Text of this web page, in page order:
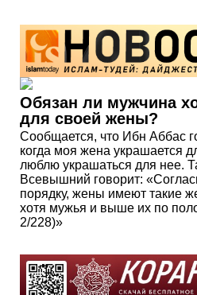
Обязан ли мужчина
для своей жены?
Сообщается, что Ибн Аббас
когда моя жена украшается
люблю украшаться для нее.
Всевышний говорит:
порядку, жены имеют такие
хотя мужья и выше их по
2/228)»